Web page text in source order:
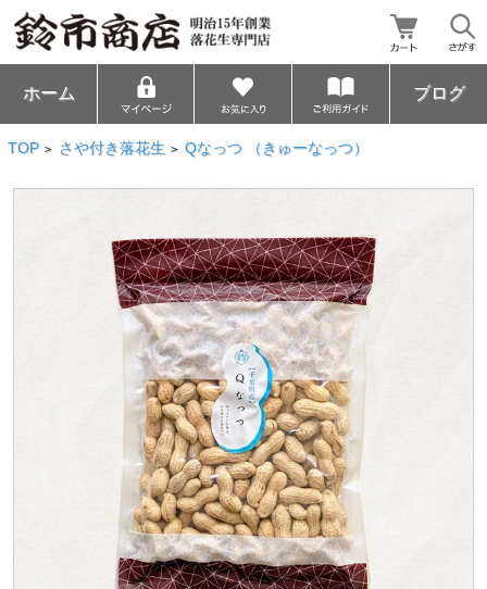
ホーム ブログ
TOP > さや付き落花生 > Qなっつ （きゅーなっつ）